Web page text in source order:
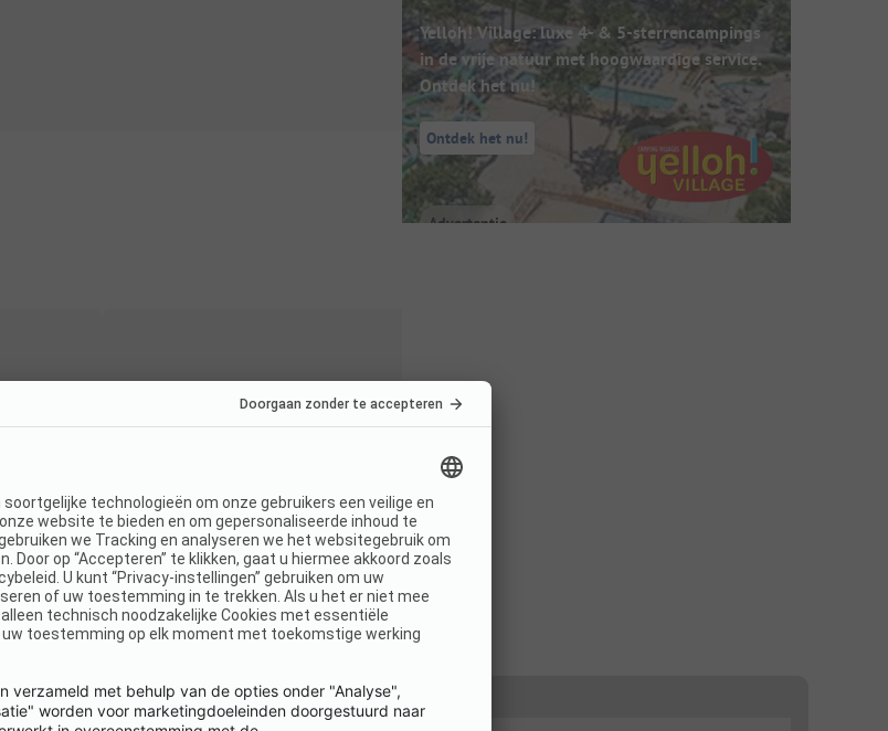
Yelloh! Village: luxe 4- & 5-sterrencampings
in de vrije natuur met hoogwaardige service.
Ontdek het nu!
Ontdek het nu!